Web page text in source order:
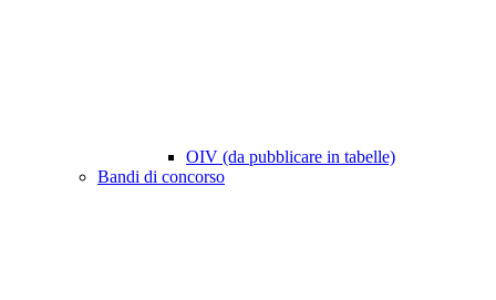
OIV (da pubblicare in tabelle)
Bandi di concorso